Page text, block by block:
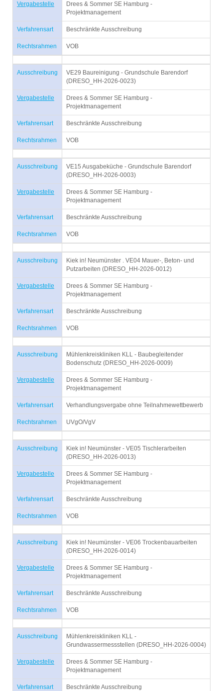
Vergabestelle
Drees & Sommer SE Hamburg -
Projektmanagement
Verfahrensart Beschränkte Ausschreibung
Rechtsrahmen VOB
Ausschreibung
VE29 Baureinigung - Grundschule Barendorf
(DRESO_HH-2026-0023)
Vergabestelle
Drees & Sommer SE Hamburg -
Projektmanagement
Verfahrensart Beschränkte Ausschreibung
Rechtsrahmen VOB
Ausschreibung
VE15 Ausgabeküche - Grundschule Barendorf
(DRESO_HH-2026-0003)
Vergabestelle
Drees & Sommer SE Hamburg -
Projektmanagement
Verfahrensart Beschränkte Ausschreibung
Rechtsrahmen VOB
Ausschreibung
Kiek in! Neumünster . VE04 Mauer-, Beton- und
Putzarbeiten (DRESO_HH-2026-0012)
Vergabestelle
Drees & Sommer SE Hamburg -
Projektmanagement
Verfahrensart Beschränkte Ausschreibung
Rechtsrahmen VOB
Ausschreibung
Mühlenkreiskliniken KLL - Baubegleitender
Bodenschutz (DRESO_HH-2026-0009)
Vergabestelle
Drees & Sommer SE Hamburg -
Projektmanagement
Verfahrensart Verhandlungsvergabe ohne Teilnahmewettbewerb
Rechtsrahmen UVgO/VgV
Ausschreibung
Kiek in! Neumünster - VE05 Tischlerarbeiten
(DRESO_HH-2026-0013)
Vergabestelle
Drees & Sommer SE Hamburg -
Projektmanagement
Verfahrensart Beschränkte Ausschreibung
Rechtsrahmen VOB
Ausschreibung
Kiek in! Neumünster - VE06 Trockenbauarbeiten
(DRESO_HH-2026-0014)
Vergabestelle
Drees & Sommer SE Hamburg -
Projektmanagement
Verfahrensart Beschränkte Ausschreibung
Rechtsrahmen VOB
Ausschreibung
Mühlenkreiskliniken KLL -
Grundwassermessstellen (DRESO_HH-2026-0004)
Vergabestelle
Drees & Sommer SE Hamburg -
Projektmanagement
Verfahrensart Beschränkte Ausschreibung